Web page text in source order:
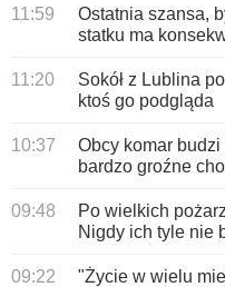
11:59
Ostatnia szansa,
statku ma
11:20
Sokół z Lublina
ktoś go podgląda
10:37
Obcy komar budzi
bardzo groźne
09:48
Po wielkich
Nigdy ich tyle nie
09:22
"Życie w wielu